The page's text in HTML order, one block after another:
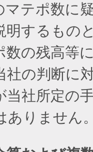
テポ数に
明するもの
の残高等
社の判断に
当社所定の
ありません